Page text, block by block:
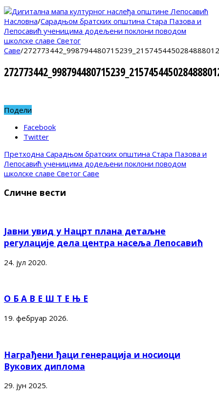
Насловна/Сарадњом братских општина Стара Пазова и
Лепосавић ученицима додељени поклони поводом
школске славе Светог
Саве/
Подели
Facebook
Twitter
Претходна Сарадњом братских општина Стара Пазова и
Лепосавић ученицима додељени поклони поводом
школске славе Светог Саве
Сличне вести
Јавни увид у Нацрт плана детаљне
регулације дела центра насеља Лепосавић
24. јул 2020.
О Б А В Е Ш Т Е Њ Е
19. фебруар 2026.
Награђени ђаци генерација и носиоци
Вукових диплома
29. јун 2025.